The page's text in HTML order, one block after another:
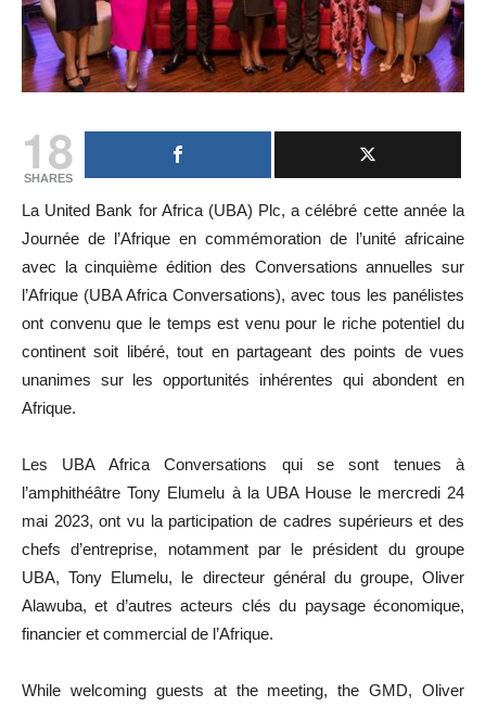
18
SHARES
La United Bank for Africa (UBA) Plc, a célébré cette année la
Journée de l’Afrique en commémoration de l’unité africaine
avec la cinquième édition des Conversations annuelles sur
l’Afrique (UBA Africa Conversations), avec tous les panélistes
ont convenu que le temps est venu pour le riche potentiel du
continent soit libéré, tout en partageant des points de vues
unanimes sur les opportunités inhérentes qui abondent en
Afrique.
Les UBA Africa Conversations qui se sont tenues à
l’amphithéâtre Tony Elumelu à la UBA House le mercredi 24
mai 2023, ont vu la participation de cadres supérieurs et des
chefs d’entreprise, notamment par le président du groupe
UBA, Tony Elumelu, le directeur général du groupe, Oliver
Alawuba, et d’autres acteurs clés du paysage économique,
financier et commercial de l’Afrique.
While welcoming guests at the meeting, the GMD, Oliver